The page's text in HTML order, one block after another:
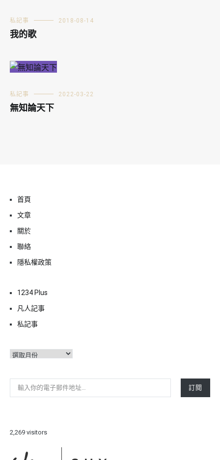
私記事 2018-08-14
我的歌
私記事 2022-03-22
無知論天下
首頁
文章
關於
聯絡
隱私權政策
1234 Plus
凡人記事
私記事
彙
輸入你的電子郵件地址…
訂閱
2,269 visitors